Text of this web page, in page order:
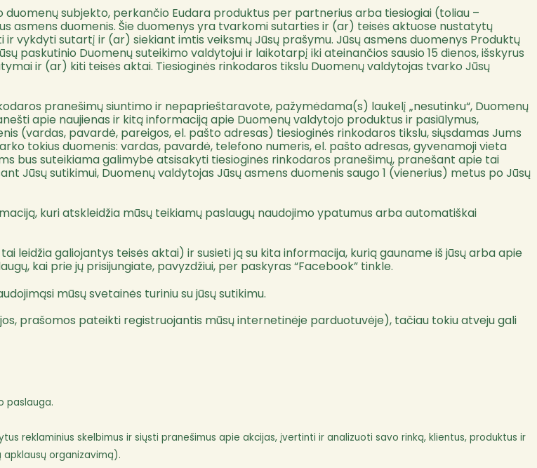
subjekto, perkančio Eudara produktus per partnerius arba tiesiogiai (toliau –
asmens duomenis. Šie duomenys yra tvarkomi sutarties ir (ar) teisės aktuose nustatytų
vykdyti sutartį ir (ar) siekiant imtis veiksmų Jūsų prašymu. Jūsų asmens duomenys Produktų
paskutinio Duomenų suteikimo valdytojui ir laikotarpį iki ateinančios sausio 15 dienos, išskyrus
ir (ar) kiti teisės aktai. Tiesioginės rinkodaros tikslu Duomenų valdytojas tvarko Jūsų
pranešimų siuntimo ir nepaprieštaravote, pažymėdama(s) laukelį „nesutinku“, Duomenų
apie naujienas ir kitą informaciją apie Duomenų valdytojo produktus ir pasiūlymus,
(vardas, pavardė, pareigos, el. pašto adresas) tiesioginės rinkodaros tikslu, siųsdamas Jums
tokius duomenis: vardas, pavardė, telefono numeris, el. pašto adresas, gyvenamoji vieta
bus suteikiama galimybė atsisakyti tiesioginės rinkodaros pranešimų, pranešant apie tai
Jūsų sutikimui, Duomenų valdytojas Jūsų asmens duomenis saugo 1 (vienerius) metus po Jūsų
kuri atskleidžia mūsų teikiamų paslaugų naudojimo ypatumus arba automatiškai
leidžia galiojantys teisės aktai) ir susieti ją su kita informacija, kurią gauname iš jūsų arba apie
kai prie jų prisijungiate, pavyzdžiui, per paskyras “Facebook” tinkle.
mūsų svetainės turiniu su jūsų sutikimu.
prašomos pateikti registruojantis mūsų internetinėje parduotuvėje), tačiau tokiu atveju gali
paslauga.
reklaminius skelbimus ir siųsti pranešimus apie akcijas, įvertinti ir analizuoti savo rinką, klientus, produktus ir
organizavimą).